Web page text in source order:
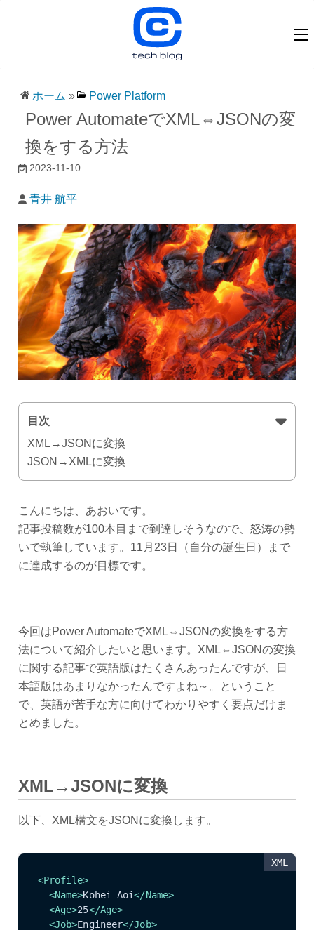
ホーム » Power Platform
Power AutomateでXML⇔JSONの変
換をする方法
2023-11-10
青井 航平
目次
XML→JSONに変換
JSON→XMLに変換
こんにちは、あおいです。
記事投稿数が100本目まで到達しそうなので、怒涛の勢
いで執筆しています。11月23日（自分の誕生日）まで
に達成するのが目標です。
今回はPower AutomateでXML⇔JSONの変換をする方
法について紹介したいと思います。XML⇔JSONの変換
に関する記事で英語版はたくさんあったんですが、日
本語版はあまりなかったんですよね～。ということ
で、英語が苦手な方に向けてわかりやすく要点だけま
とめました。
XML→JSONに変換
以下、XML構文をJSONに変換します。
XML
<Profile>
<Name>Kohei Aoi</Name>
<Age>25</Age>
<Job>Engineer</Job>